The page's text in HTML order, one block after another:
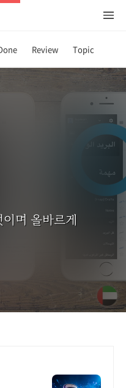
Review Topic
며 올바르게